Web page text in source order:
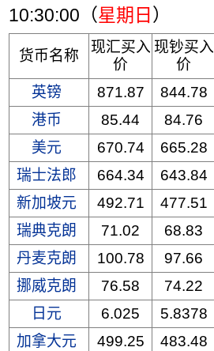
10:30:00（星期日 ）
货币名称
现汇买入
价
现钞买入
价
英镑
871.87 844.78
港币
85.44 84.76
美元
670.74 665.28
瑞士法郎
664.34 643.84
新加坡元
492.71 477.51
瑞典克朗
71.02 68.83
丹麦克朗
100.78 97.66
挪威克朗
76.58 74.22
日元
6.025 5.8378
加拿大元
499.25 483.48